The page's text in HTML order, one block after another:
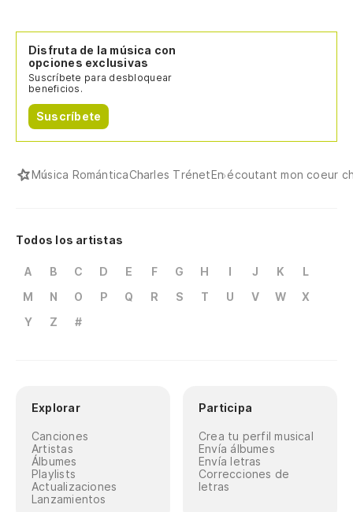
Disfruta de la música con
opciones exclusivas
Suscríbete para desbloquear
beneficios.
Suscríbete
Música RománticaCharles TrénetEn écoutant mon coeur
Todos los artistas
A B C D E F G H I J K
L
M
N O P Q R S T U V W
X
Y
Z #
Explorar
Canciones
Artistas
Álbumes
Playlists
Actualizaciones
Lanzamientos
Participa
Crea tu perfil musical
Envía álbumes
Envía letras
Correcciones de
letras